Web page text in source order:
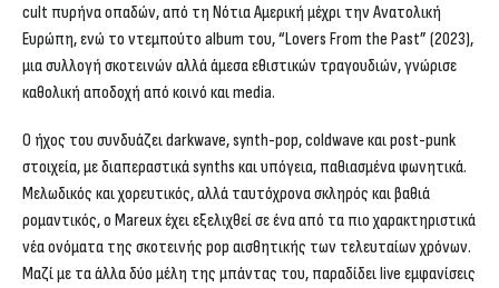
cult πυρήνα οπαδών, από τη Νότια Αμερική μέχρι την Ανατολική
Ευρώπη, ενώ το ντεμπούτο album του, “Lovers From the Past” (2023),
μια συλλογή σκοτεινών αλλά άμεσα εθιστικών τραγουδιών, γνώρισε
καθολική αποδοχή από κοινό και media.
Ο ήχος του συνδυάζει darkwave, synth-pop, coldwave και post-punk
στοιχεία, με διαπεραστικά synths και υπόγεια, παθιασμένα φωνητικά.
Μελωδικός και χορευτικός, αλλά ταυτόχρονα σκληρός και βαθιά
ρομαντικός, ο Mareux έχει εξελιχθεί σε ένα από τα πιο χαρακτηριστικά
νέα ονόματα της σκοτεινής pop αισθητικής των τελευταίων χρόνων.
Μαζί με τα άλλα δύο μέλη της μπάντας του, παραδίδει live εμφανίσεις